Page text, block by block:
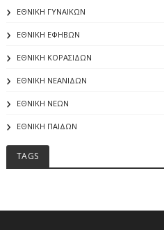
ΕΘΝΙΚΗ ΓΥΝΑΙΚΩΝ
ΕΘΝΙΚΗ ΕΦΗΒΩΝ
ΕΘΝΙΚΗ ΚΟΡΑΣΙΔΩΝ
ΕΘΝΙΚΗ ΝΕΑΝΙΔΩΝ
ΕΘΝΙΚΗ ΝΕΩΝ
ΕΘΝΙΚΗ ΠΑΙΔΩΝ
TAGS